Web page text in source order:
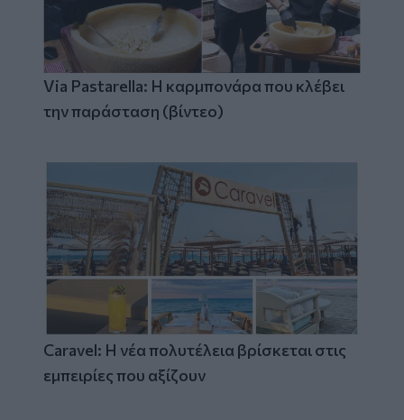
Via Pastarella: Η καρμπονάρα που κλέβει
την παράσταση (βίντεο)
Caravel: Η νέα πολυτέλεια βρίσκεται στις
εμπειρίες που αξίζουν